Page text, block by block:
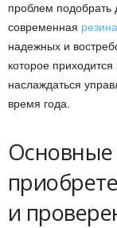
проблем подобрать
современная
надежных и
которое
наслаждаться
время года.
и